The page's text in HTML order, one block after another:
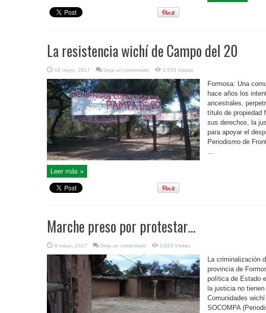
La resistencia wichí de Campo del 20
18 mayo, 2017 Deja un comentario 3,533 Visitas
Formosa: Una
hace años los
ancestrales,
título de propiedad
sus derechos, la
para apoyar el
Periodismo de
...
Leer más »
Marche preso por protestar…
8 mayo, 2017 Deja un comentario 3,023 Visitas
La criminalización
provincia de
política de Estado
la justicia no
Comunidades
SOCOMPA